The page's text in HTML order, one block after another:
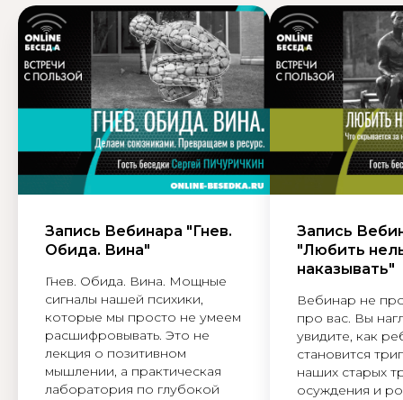
Запись Вебинара "Гнев.
Обида. Вина"
Гнев. Обида. Вина. Мощные
сигналы нашей психики,
которые мы просто не умеем
расшифровывать. Это не
лекция о позитивном
мышлении, а практическая
лаборатория по глубокой
Запись
"Любить
наказывать"
Вебинар не
про вас. Вы
увидите, как
становится
наших старых
осуждения и